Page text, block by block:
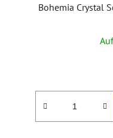
Bohemia Crystal